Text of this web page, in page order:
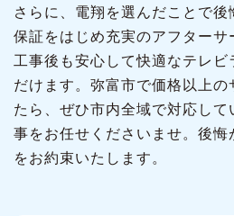
さらに、電翔を選んだことで後
保証をはじめ充実のアフターサ
工事後も安心して快適なテレビ
だけます。弥富市で価格以上の
たら、ぜひ市内全域で対応して
事をお任せくださいませ。後悔
をお約束いたします。